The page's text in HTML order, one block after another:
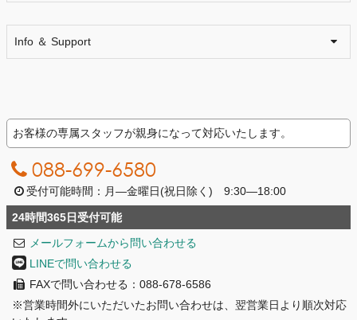
Info ＆ Support
お客様の専属スタッフが親身になって対応いたします。
088-699-6580
受付可能時間：月―金曜日(祝日除く) 9:30―18:00
24時間365日受付可能
メールフォームから問い合わせる
LINEで問い合わせる
FAXで問い合わせる：088-678-6586
※営業時間外にいただいたお問い合わせは、翌営業日より順次対応